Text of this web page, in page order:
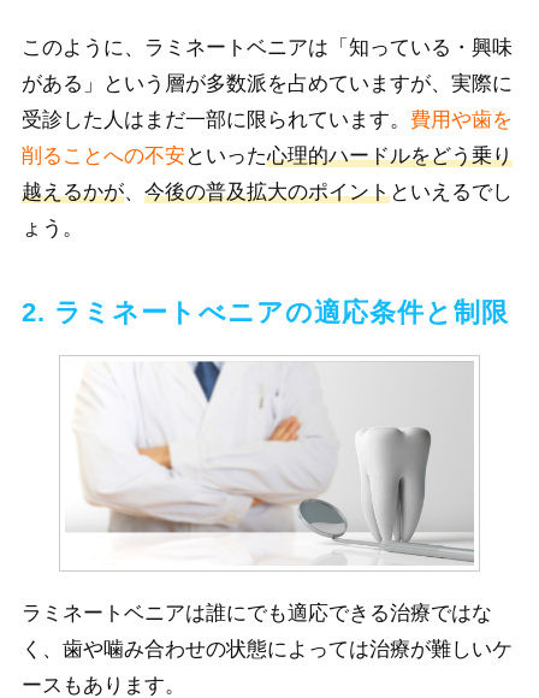
このように、ラミネートベニアは「知っている・興味
がある」という層が多数派を占めていますが、実際に
受診した人はまだ一部に限られています。 費用や歯を
削ることへの不安といった心理的ハードルをどう乗り
越えるかが、 今後の普及拡大のポイントといえるでし
ょう。
2. ラミネートべニアの適応条件と制限
ラミネートベニアは誰にでも適応できる治療ではな
く、歯や噛み合わせの状態によっては治療が難しいケ
ースもあります。